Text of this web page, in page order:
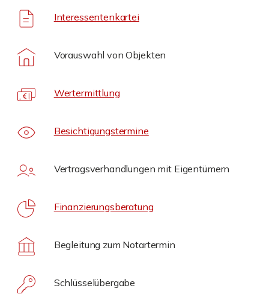
Interessentenkartei
Vorauswahl von Objekten
Wertermittlung
Besichtigungstermine
Vertragsverhandlungen mit Eigentümern
Finanzierungsberatung
Begleitung zum Notartermin
Schlüsselübergabe